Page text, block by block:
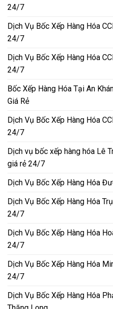
24/7
Dịch Vụ Bốc Xếp Hàng Hóa
24/7
Dịch Vụ Bốc Xếp Hàng Hóa
24/7
Bốc Xếp Hàng Hóa Tại An
Giá Rẻ
Dịch Vụ Bốc Xếp Hàng Hóa
24/7
Dịch vụ bốc xếp hàng hóa Lê
giá rẻ 24/7
Dịch Vụ Bốc Xếp Hàng Hóa
Dịch Vụ Bốc Xếp Hàng Hóa
24/7
Dịch Vụ Bốc Xếp Hàng Hóa
24/7
Dịch Vụ Bốc Xếp Hàng Hóa
24/7
Dịch Vụ Bốc Xếp Hàng Hóa